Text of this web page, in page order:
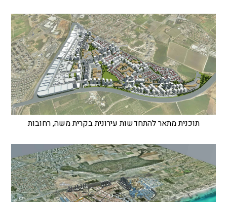
תוכנית מתאר להתחדשות עירונית בקרית משה, רחובות